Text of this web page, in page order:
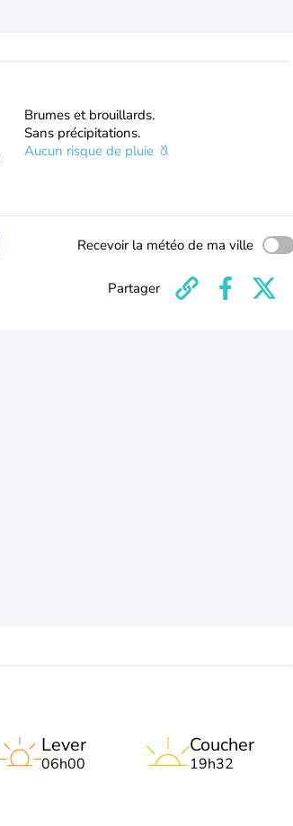
Brumes et brouillards.
Sans précipitations.
Aucun risque de pluie
Recevoir la météo de ma ville
Partager
Lever
06h00
Coucher
19h32